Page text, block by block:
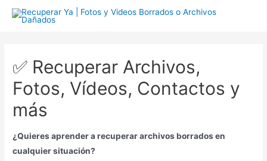
✅ Recuperar Archivos,
Fotos, Vídeos, Contactos y
más
¿Quieres aprender a recuperar archivos borrados en
cualquier situación?